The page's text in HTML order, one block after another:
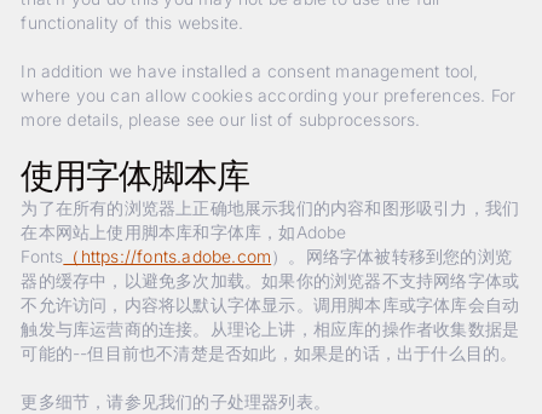
functionality of this website.
In addition we have installed a consent management tool,
where you can allow cookies according your preferences. For
more details, please see our list of subprocessors.
使用字体脚本库
为了在所有的浏览器上正确地展示我们的内容和图形吸引力，我们
在本网站上使用脚本库和字体库，如Adobe
Fonts （https://fonts.adobe.com）。网络字体被转移到您的浏览
器的缓存中，以避免多次加载。如果你的浏览器不支持网络字体或
不允许访问，内容将以默认字体显示。调用脚本库或字体库会自动
触发与库运营商的连接。从理论上讲，相应库的操作者收集数据是
可能的--但目前也不清楚是否如此，如果是的话，出于什么目的。
更多细节，请参见我们的子处理器列表。